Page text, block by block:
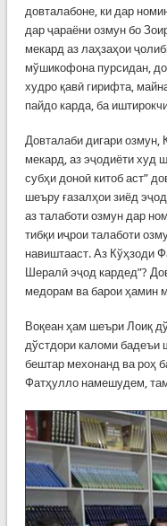
довталабоне, ки дар
дар ҷараёни озмун бо
мекард аз лаҳзаҳои
мўшикофона пурсидан,
худро қавӣ гирифта,
пайдо карда, ба
Довталаби дигари озмун,
мекард, аз эҷодиёти худ
субҳи доноӣ китоб аст”
шеъру ғазалҳои зиёд
аз талаботи озмун дар
тибқи иҷрои талаботи
навиштааст. Аз Кўҳзоди
Шералӣ эҷод кардед”?
медорам ва барои ҳамин
Воқеан ҳам шеъри Лоиқ
дўстдори каломи
бештар мехонанд ва роҳ
Фатҳулло намешудем,